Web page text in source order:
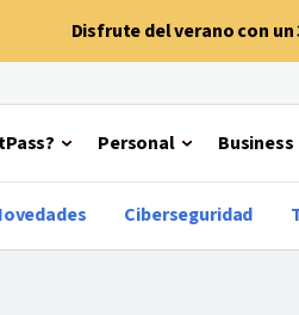
Disfrute del verano con
Personal Business
Ciberseguridad